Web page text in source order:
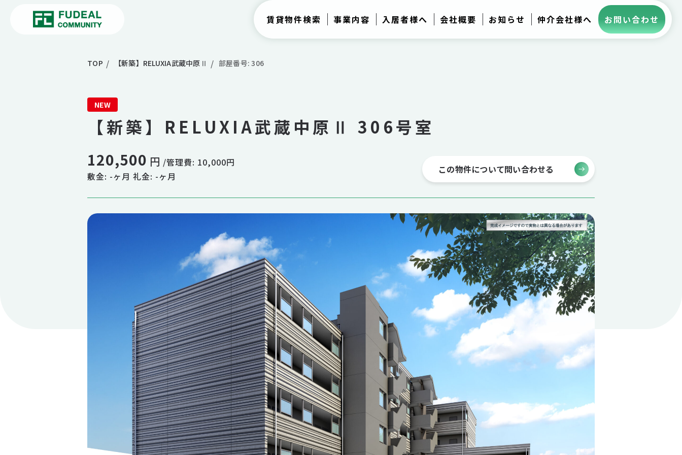
賃貸物件検索 事業内容 入居者様へ 会社概要 お知らせ 仲介会社様へ お問い合わせ
TOP 【新築】RELUXIA武蔵中原Ⅱ 部屋番号: 306
NEW
【新築】RELUXIA武蔵中原Ⅱ 306号室
120,500 円 /管理費: 10,000円
敷金: -ヶ月 礼金: -ヶ月
この物件について問い合わせる